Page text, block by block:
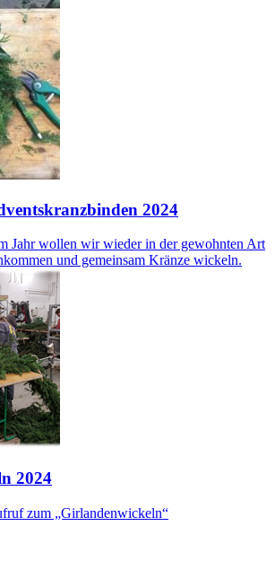
2024
Jahr wollen wir wieder in der gewohnten Art
und gemeinsam Kränze wickeln.
2024
zum „Girlandenwickeln“